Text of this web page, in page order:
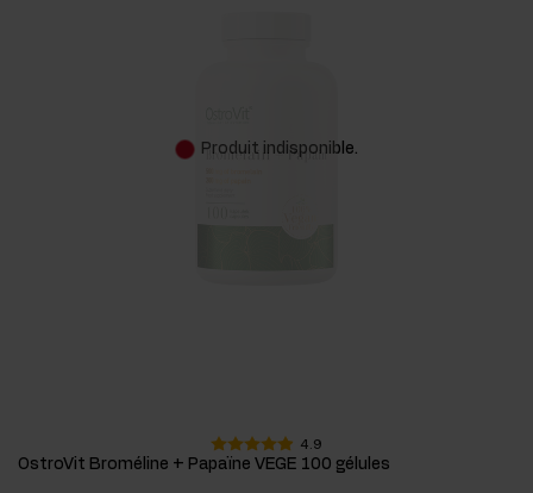
Produit indisponible.
4.9
OstroVit Broméline + Papaïne VEGE 100 gélules